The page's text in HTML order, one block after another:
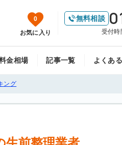
0
お気に入り
無料相談
受付時
金相場 記事一覧 よくあ
ング